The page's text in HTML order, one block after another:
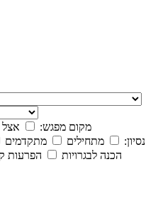
מקום מפגש:
אצל
נסיון:
מתחילים מתקדמים
הכנה לבגרויות
הפרעות